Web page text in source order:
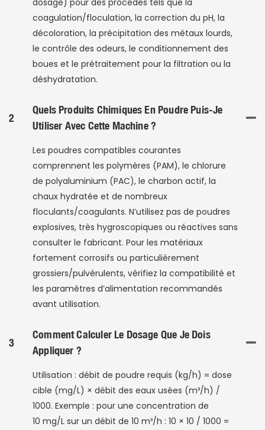
dosage) pour des procédés tels que la
coagulation/floculation, la correction du pH, la
décoloration, la précipitation des métaux lourds,
le contrôle des odeurs, le conditionnement des
boues et le prétraitement pour la filtration ou la
déshydratation.
2
Quels Produits Chimiques En Poudre Puis-Je
Utiliser Avec Cette Machine ?
Les poudres compatibles courantes
comprennent les polymères (PAM), le chlorure
de polyaluminium (PAC), le charbon actif, la
chaux hydratée et de nombreux
floculants/coagulants. N’utilisez pas de poudres
explosives, très hygroscopiques ou réactives sans
consulter le fabricant. Pour les matériaux
fortement corrosifs ou particulièrement
grossiers/pulvérulents, vérifiez la compatibilité et
les paramètres d’alimentation recommandés
avant utilisation.
3
Comment Calculer Le Dosage Que Je Dois
Appliquer ?
Utilisation : débit de poudre requis (kg/h) = dose
cible (mg/L) × débit des eaux usées (m³/h) /
1000. Exemple : pour une concentration de
10 mg/L sur un débit de 10 m³/h : 10 × 10 / 1000 =